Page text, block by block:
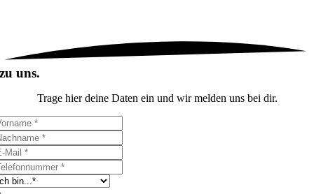
zu uns.
Trage hier deine Daten ein und wir melden uns bei dir.